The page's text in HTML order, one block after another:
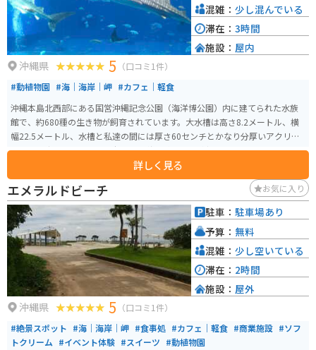
沖縄県 5 （口コミ1件）
#動植物園 #海｜海岸｜岬 #カフェ｜軽食
沖縄本島北西部にある国営沖縄記念公園（海洋博公園）内に建てられた水族
館で、約680種の生き物が飼育されています。大水槽は高さ8.2メートル、横
幅22.5メートル、水槽と私達の間には厚さ60センチとかなり分厚いアクリル
ガラスで出来ています。 沖縄周辺の海、水面から水深700mまでを再現し、
光、水質、透明度などをできるだけ自然の状態に保つことで、沖縄の海の素
晴らしさと重要性を体験、体感することができます。「サンゴの海」水槽で
飼育展示されている470群体のサンゴ、世界最大の魚ジンベエザメと世界初の
繁殖に成功したナンヨウマンタが観察できる巨大水槽「黒潮の海」、そして
謎に包まれた沖縄の深海を再現した「深層の海」水槽などがあります。 単な
る水槽展示に留まらず、さまざまな角度から見られる工夫が施され、解説員
によるプログラムや定期的な企画展示を通じて、何度訪れても新たな発見が
でき、海に対する興味が尽きないような水族館作りがなされています。
詳しく見る
混雑： 少し混んでいる
滞在： 3時間
施設： 屋内
エメラルドビーチ お気に入り
沖縄県 5 （口コミ1件）
#絶景スポット #海｜海岸｜岬 #食事処 #カフェ｜軽食 #商業施設 #ソフ
トクリーム #イベント体験 #スイーツ #動植物園
駐車： 駐車場あり
予算： 無料
混雑： 少し空いている
滞在： 2時間
施設： 屋外